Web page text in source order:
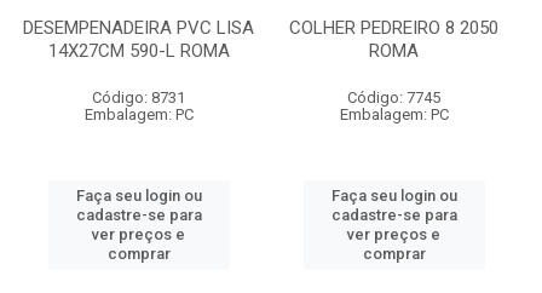
DESEMPENADEIRA PVC LISA
14X27CM 590-L ROMA
Código: 8731
Embalagem: PC
Faça seu login ou
cadastre-se para
ver preços e
comprar
COLHER PEDREIRO 8 2050
ROMA
Código: 7745
Embalagem: PC
Faça seu login ou
cadastre-se para
ver preços e
comprar